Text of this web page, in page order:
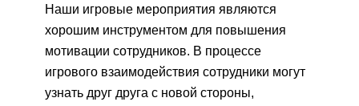
Наши игровые мероприятия являются
хорошим инструментом для повышения
мотивации сотрудников. В процессе
игрового взаимодействия сотрудники могут
узнать друг друга с новой стороны,